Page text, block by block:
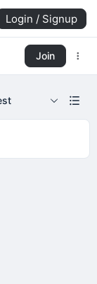
Login / Signup
Join